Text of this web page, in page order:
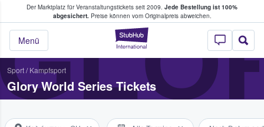
Der Marktplatz für Veranstaltungstickets seit 2009. Jede Bestellung ist 100%
abgesichert.Preise können vom Originalpreis abweichen.
StubHub - Wo
Menü
Tickets kaufen & verkaufen
Sport/ Kampfsport
Glory World Series Tickets